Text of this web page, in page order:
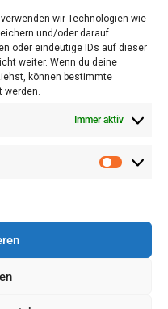
wir Technologien wie
und/oder darauf
oder eindeutige IDs auf dieser
weiter. Wenn du deine
können bestimmte
werden.
Immer aktiv